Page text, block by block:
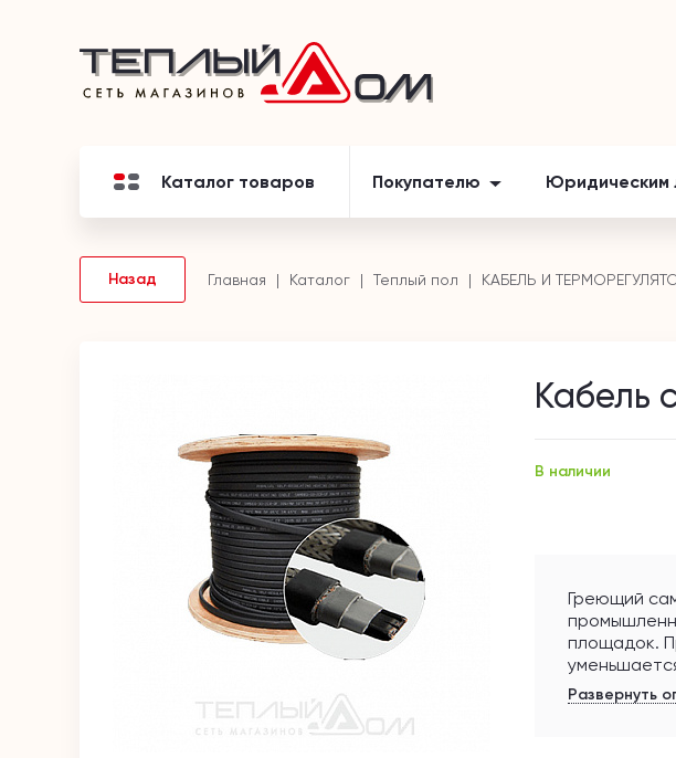
Каталог товаров Покупателю Юридическим
Назад Главная Каталог Теплый пол КАБЕЛЬ И
Кабель
В наличии
Греющий
площадок.
Развернуть